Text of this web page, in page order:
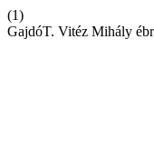
(1)
GajdóT. Vitéz Mihály